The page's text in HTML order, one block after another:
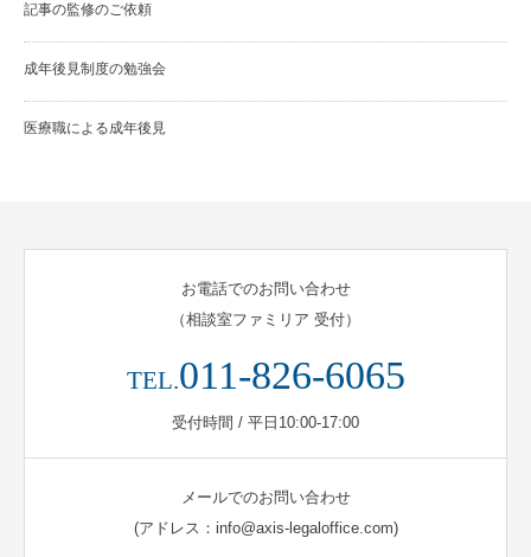
記事の監修のご依頼
成年後見制度の勉強会
医療職による成年後見
お電話でのお問い合わせ
（相談室ファミリア 受付）
TEL.011-826-6065
受付時間 / 平日10:00-17:00
メールでのお問い合わせ
(アドレス：info@axis-legaloffice.com)